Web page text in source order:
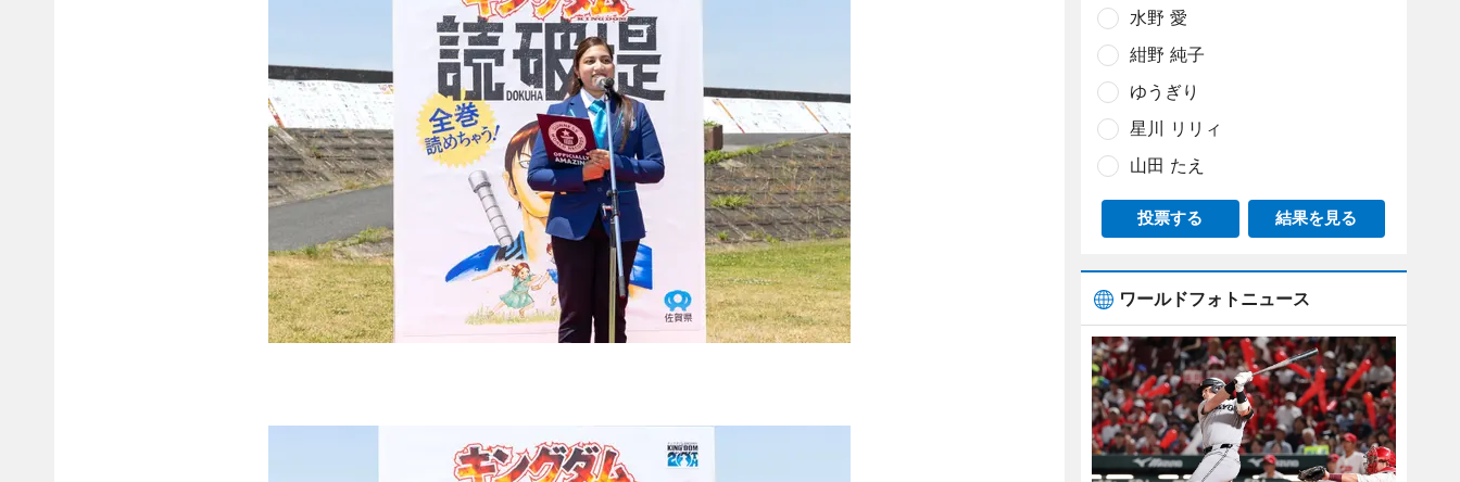
水野 愛
紺野 純子
ゆうぎり
星川 リリィ
山田 たえ
投票する 結果を見る
ワールドフォトニュース